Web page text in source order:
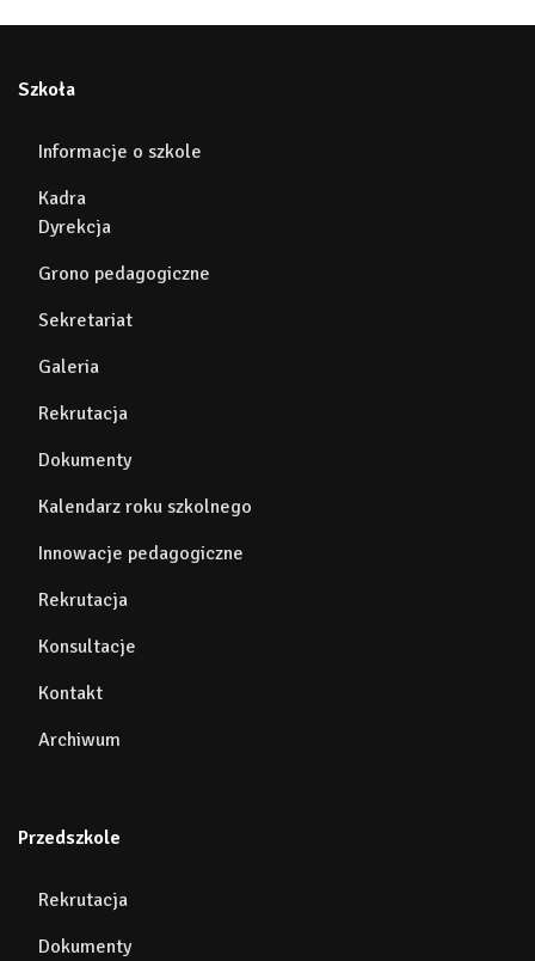
Szkoła
Informacje o szkole
Kadra
Dyrekcja
Grono pedagogiczne
Sekretariat
Galeria
Rekrutacja
Dokumenty
Kalendarz roku szkolnego
Innowacje pedagogiczne
Rekrutacja
Konsultacje
Kontakt
Archiwum
Przedszkole
Rekrutacja
Dokumenty